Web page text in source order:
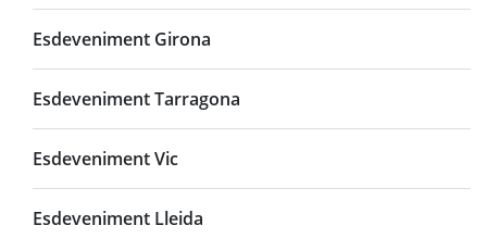
Esdeveniment Girona
Esdeveniment Tarragona
Esdeveniment Vic
Esdeveniment Lleida